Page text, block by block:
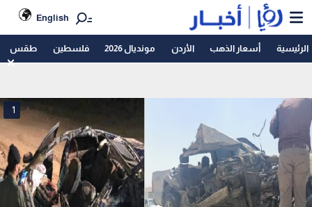
English
الرئيسية أسعار الذهب الأردن مونديال 2026 فلسطين طقس
1